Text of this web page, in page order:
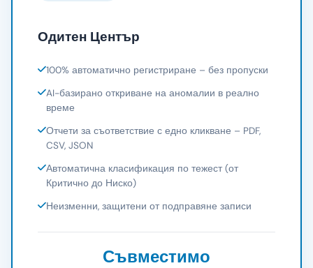
Одитен Център
100% автоматично регистриране – без пропуски
AI-базирано откриване на аномалии в реално
време
Отчети за съответствие с едно кликване – PDF,
CSV, JSON
Автоматична класификация по тежест (от
Критично до Ниско)
Неизменни, защитени от подправяне записи
Съвместимо